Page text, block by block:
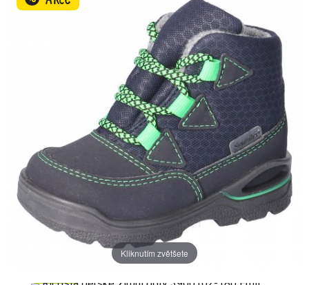
Kliknutím zvětšete